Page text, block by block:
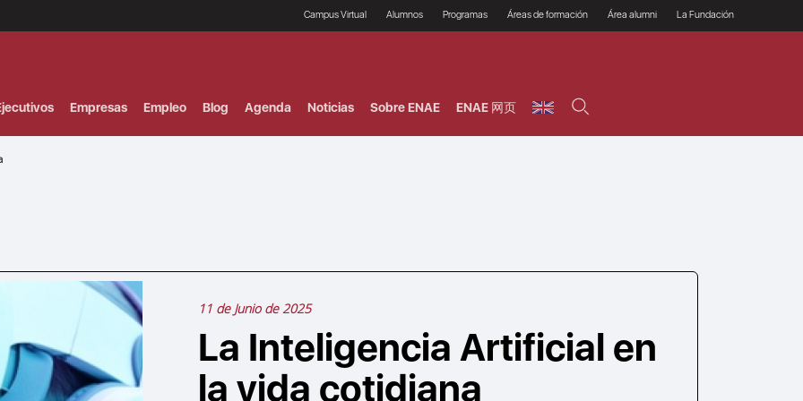
Campus Virtual Alumnos
Prácticas en empresas
Programas
Programas Ejecutivos
Áreas de formación
Riesgos
Área alumni La Fundación
Empresas Empleo Blog Agenda Noticias Sobre ENAE ENAE 网页
11 de Junio de 2025
La Inteligencia Artificial en
la vida cotidiana